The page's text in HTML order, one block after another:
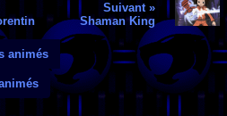
Suivant »
Shaman King
animés